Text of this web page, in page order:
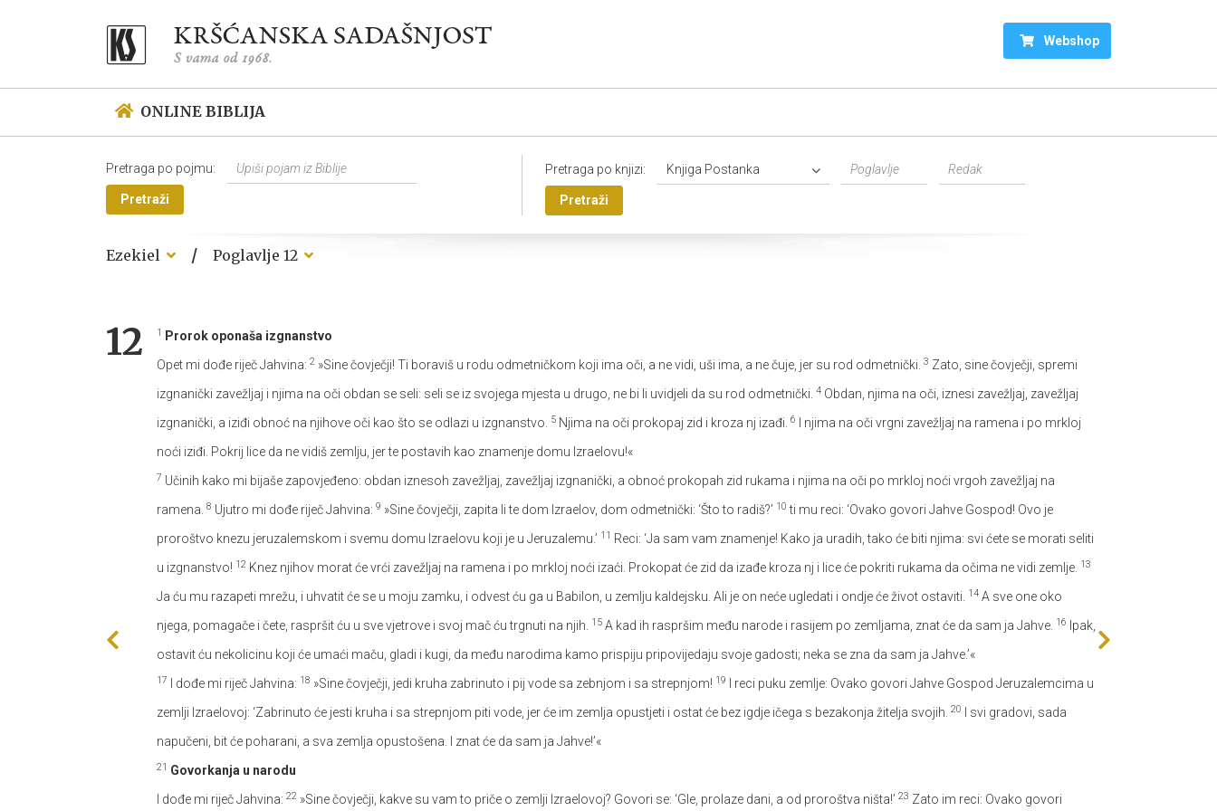
Webshop
ONLINE BIBLIJA
Pretraga po pojmu:
Pretraži
Pretraga po knjizi: Knjiga Postanka
Pretraži
Ezekiel / Poglavlje 12
12 1
Prorok oponaša izgnanstvo
Opet mi dođe riječ Jahvina: 2 »Sine čovječji! Ti boraviš u rodu odmetničkom koji ima oči, a ne vidi, uši ima, a ne čuje, jer su rod odmetnički. 3 Zato, sine čovječji, spremi
izgnanički zavežljaj i njima na oči obdan se seli: seli se iz svojega mjesta u drugo, ne bi li uvidjeli da su rod odmetnički. 4 Obdan, njima na oči, iznesi zavežljaj, zavežljaj
izgnanički, a iziđi obnoć na njihove oči kao što se odlazi u izgnanstvo.
5 Njima na oči prokopaj zid i kroza nj izađi. 6
I njima na oči vrgni zavežljaj na ramena i po mrkloj
noći iziđi. Pokrij lice da ne vidiš zemlju, jer te postavih kao znamenje domu Izraelovu!«
7 Učinih kako mi bijaše zapovjeđeno: obdan iznesoh zavežljaj, zavežljaj izgnanički, a obnoć prokopah zid rukama i njima na oči po mrkloj noći vrgoh zavežljaj na
ramena. 8 Ujutro mi dođe riječ Jahvina: 9 »Sine čovječji, zapita li te dom Izraelov, dom odmetnički: ‘Što to radiš?’ 10 ti mu reci: ‘Ovako govori Jahve Gospod! Ovo je
proroštvo knezu jeruzalemskom i svemu domu Izraelovu koji je u Jeruzalemu.’ 11 Reci: ‘Ja sam vam znamenje! Kako ja uradih, tako će biti njima: svi ćete se morati seliti
u izgnanstvo! 12 Knez njihov morat će vrći zavežljaj na ramena i po mrkloj noći izaći. Prokopat će zid da izađe kroza nj i lice će pokriti rukama da očima ne vidi zemlje. 13
Ja ću mu razapeti mrežu, i uhvatit će se u moju zamku, i odvest ću ga u Babilon, u zemlju kaldejsku. Ali je on neće ugledati i ondje će život ostaviti. 14 A sve one oko
njega, pomagače i čete, raspršit ću u sve vjetrove i svoj mač ću trgnuti na njih.
15 A kad ih raspršim među narode i rasijem po zemljama, znat će da sam ja Jahve. 16
Ipak,
ostavit ću nekolicinu koji će umaći maču, gladi i kugi, da među narodima kamo prispiju pripovijedaju svoje gadosti; neka se zna da sam ja Jahve.’«
17 I dođe mi riječ Jahvina: 18 »Sine čovječji, jedi kruha zabrinuto i pij vode sa zebnjom i sa strepnjom! 19
I reci puku zemlje: Ovako govori Jahve Gospod Jeruzalemcima u
zemlji Izraelovoj: ‘Zabrinuto će jesti kruha i sa strepnjom piti vode, jer će im zemlja opustjeti i ostat će bez igdje ičega s bezakonja žitelja svojih. 20
I svi gradovi, sada
napučeni, bit će poharani, a sva zemlja opustošena. I znat će da sam ja Jahve!’«
21 Govorkanja u narodu
I dođe mi riječ Jahvina: 22 »Sine čovječji, kakve su vam to priče o zemlji Izraelovoj? Govori se: ‘Gle, prolaze dani, a od proroštva ništa!’ 23 Zato im reci: Ovako govori